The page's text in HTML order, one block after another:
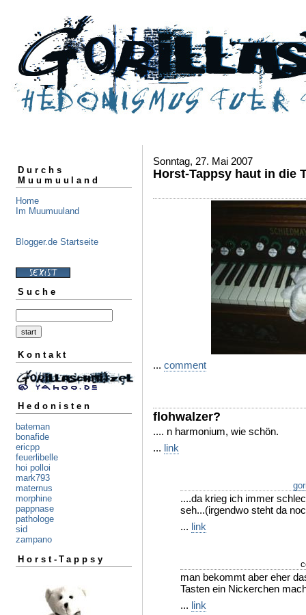
Durchs
Muumuuland
Home
Im Muumuuland
Blogger.de Startseite
Suche
Kontakt
Hedonisten
bateman
bonafide
ericpp
feuerlibelle
hoi polloi
mark793
maternus
morphine
pappnase
pathologe
sid
zampano
Horst-Tappsy
Sonntag, 27. Mai 2007
Horst-Tappsy haut in die
... comment
flohwalzer?
.... n harmonium, wie schön.
... link
....da krieg ich immer
seh...(irgendwo steht da
... link
man bekommt aber eher
Tasten ein Nickerchen
... link